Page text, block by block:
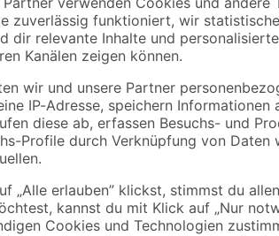
toom
Herbstpflanzen-Mix
8,99€
toom
2,49 €